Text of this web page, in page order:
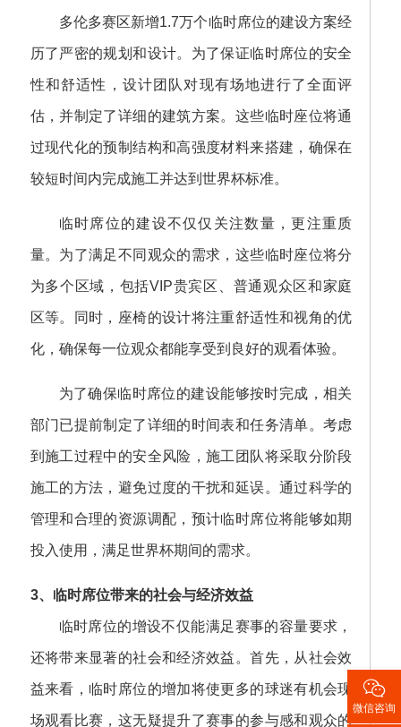
多伦多赛区新增1.7万个临时席位的建设方案经
历了严密的规划和设计。为了保证临时席位的安全
性和舒适性，设计团队对现有场地进行了全面评
估，并制定了详细的建筑方案。这些临时座位将通
过现代化的预制结构和高强度材料来搭建，确保在
较短时间内完成施工并达到世界杯标准。
临时席位的建设不仅仅关注数量，更注重质
量。为了满足不同观众的需求，这些临时座位将分
为多个区域，包括VIP贵宾区、普通观众区和家庭
区等。同时，座椅的设计将注重舒适性和视角的优
化，确保每一位观众都能享受到良好的观看体验。
为了确保临时席位的建设能够按时完成，相关
部门已提前制定了详细的时间表和任务清单。考虑
到施工过程中的安全风险，施工团队将采取分阶段
施工的方法，避免过度的干扰和延误。通过科学的
管理和合理的资源调配，预计临时席位将能够如期
投入使用，满足世界杯期间的需求。
3、临时席位带来的社会与经济效益
临时席位的增设不仅能满足赛事的容量要求，
还将带来显著的社会和经济效益。首先，从社会效
益来看，临时席位的增加将使更多的球迷有机会现
场观看比赛，这无疑提升了赛事的参与感和观众的

微信咨询